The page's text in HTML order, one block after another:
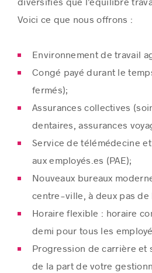
Voici ce que nous offrons :
Environnement de travail
Congé payé durant le
fermés);
Assurances collectives
dentaires, assurances
Service de télémédecine
aux employés.es (PAE);
Nouveaux bureaux
centre-ville, à deux pas de
Horaire flexible : horaire
demi pour tous les
Progression de carrière et
de la part de votre